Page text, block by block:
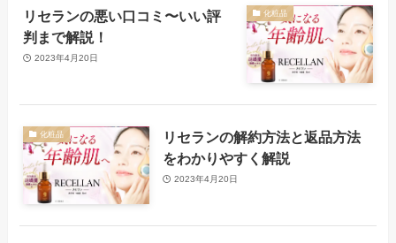
化粧品
リセランの悪い口コミ〜いい評
判まで解説！
2023年4月20日
化粧品
リセランの解約方法と返品方法
をわかりやすく解説
2023年4月20日